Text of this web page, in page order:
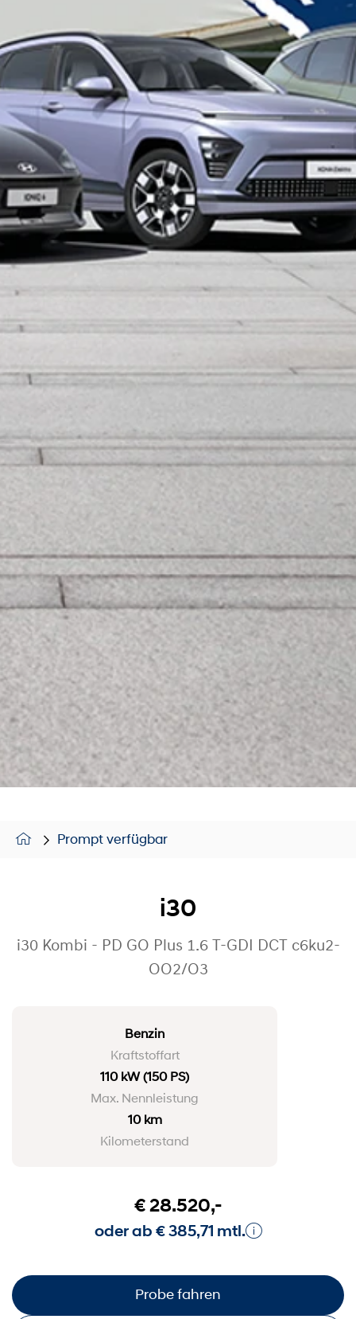
Prompt verfügbar
i30
i30 Kombi - PD GO Plus 1.6 T-GDI DCT c6ku2-
OO2/O3
Benzin
Kraftstoffart
110 kW (150 PS)
Max. Nennleistung
10 km
Kilometerstand
€ 28.520,-
oder ab € 385,71 mtl.
Probe fahren